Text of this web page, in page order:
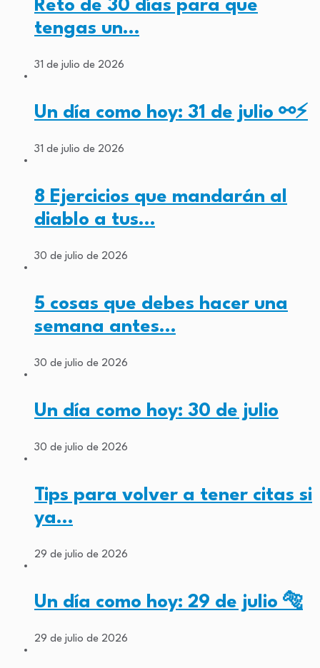
Reto de 30 días para que
tengas un…
31 de julio de 2026
Un día como hoy: 31 de julio ⚯⚡
31 de julio de 2026
8 Ejercicios que mandarán al
diablo a tus…
30 de julio de 2026
5 cosas que debes hacer una
semana antes…
30 de julio de 2026
Un día como hoy: 30 de julio
30 de julio de 2026
Tips para volver a tener citas si
ya…
29 de julio de 2026
Un día como hoy: 29 de julio 🐅
29 de julio de 2026